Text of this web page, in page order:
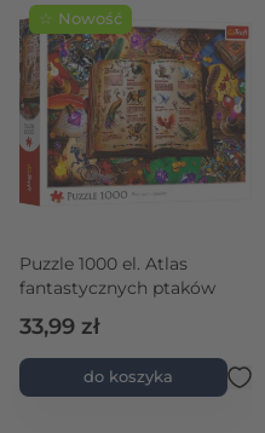
☆ Nowość
Puzzle 1000 el. Atlas
fantastycznych ptaków
33,99 zł
do koszyka